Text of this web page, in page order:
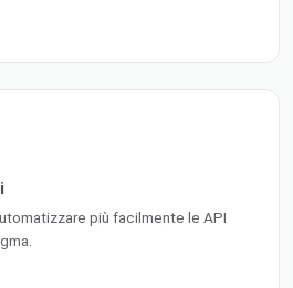
più facilmente le API